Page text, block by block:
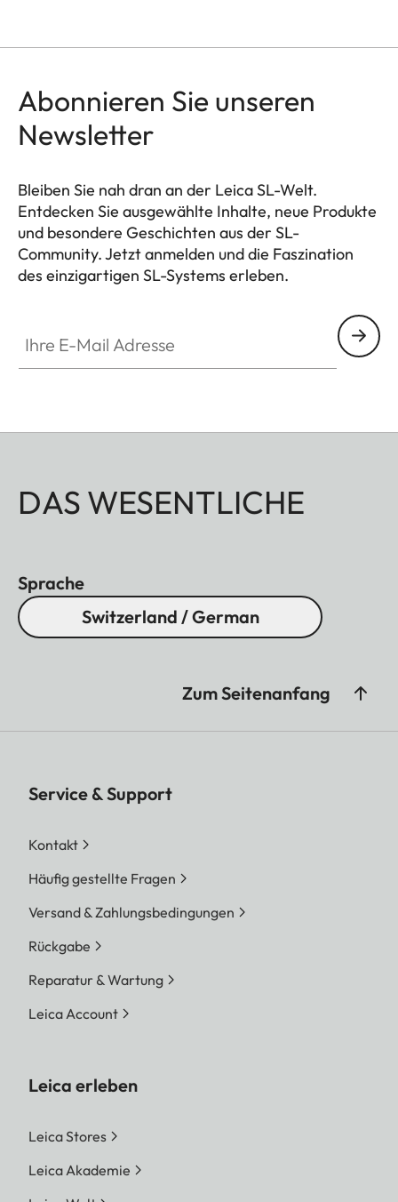
Abonnieren Sie unseren
Newsletter
Bleiben Sie nah dran an der Leica SL-Welt.
Entdecken Sie ausgewählte Inhalte, neue Produkte
und besondere Geschichten aus der SL-
Community. Jetzt anmelden und die Faszination
des einzigartigen SL-Systems erleben.
DAS WESENTLICHE
Sprache
Switzerland / German
Zum Seitenanfang
Service & Support
Kontakt
Häufig gestellte Fragen
Versand & Zahlungsbedingungen
Rückgabe
Reparatur & Wartung
Leica Account
Leica erleben
Leica Stores
Leica Akademie